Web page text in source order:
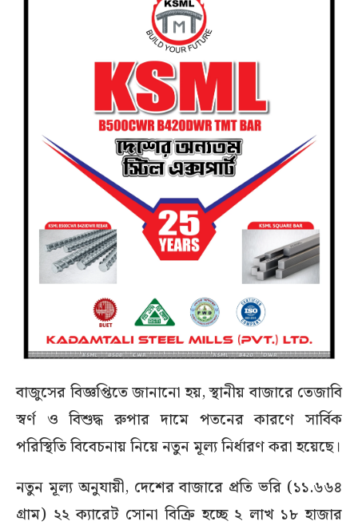
বাজুসের বিজ্ঞপ্তিতে জানানো হয়, স্থানীয় বাজারে তেজাবি
স্বর্ণ ও বিশুদ্ধ রুপার দামে পতনের কারণে সার্বিক
পরিস্থিতি বিবেচনায় নিয়ে নতুন মূল্য নির্ধারণ করা হয়েছে।
নতুন মূল্য অনুযায়ী, দেশের বাজারে প্রতি ভরি (১১.৬৬৪
গ্রাম) ২২ ক্যারেট সোনা বিক্রি হচ্ছে ২ লাখ ১৮ হাজার